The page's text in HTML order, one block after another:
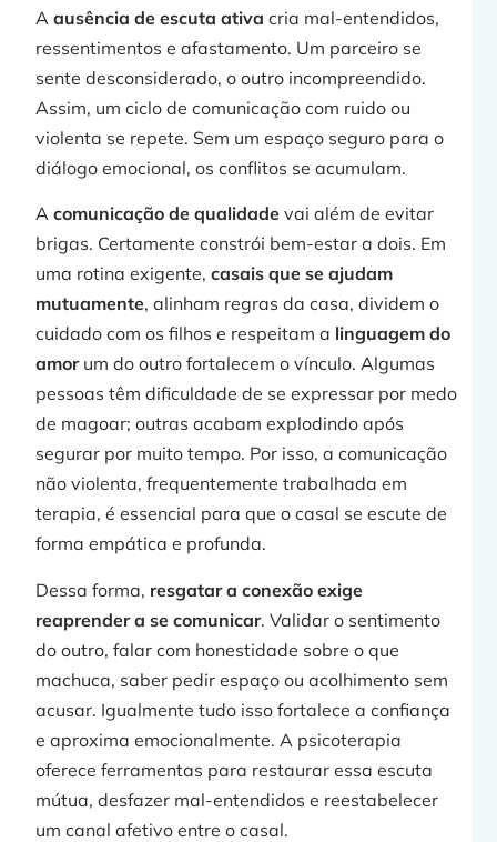
Aausência de escuta ativa cria mal-entendidos,
ressentimentos e afastamento. Um parceiro se
sente desconsiderado, o outro incompreendido.
Assim, um ciclo de comunicação com ruido ou
violenta se repete. Sem um espaço seguro para o
diálogo emocional, os conflitos se acumulam.
Acomunicação de qualidadevai além de evitar
brigas. Certamente constrói bem-estar a dois. Em
uma rotina exigente,casais que se ajudam
mutuamente, alinham regras da casa, dividem o
cuidado com os filhos e respeitam a linguagem do
amorum do outro fortalecem o vínculo. Algumas
pessoas têm dificuldade de se expressar por medo
de magoar; outras acabam explodindo após
segurar por muito tempo. Por isso, a comunicação
não violenta, frequentemente trabalhada em
terapia, é essencial para que o casal se escute de
forma empática e profunda.
Dessa forma, resgatar a conexão exige
reaprender a se comunicar. Validar o sentimento
do outro, falar com honestidade sobre o que
machuca, saber pedir espaço ou acolhimento sem
acusar. Igualmente tudo isso fortalece a confiança
e aproxima emocionalmente. A psicoterapia
oferece ferramentas para restaurar essa escuta
mútua, desfazer mal-entendidos e reestabelecer
um canal afetivo entre o casal.